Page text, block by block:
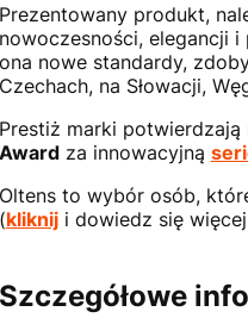
Prezentowany produkt,
nowoczesności, elegancji
ona nowe standardy,
Czechach, na Słowacji,
Prestiż marki
Awardza innowacyjną
Oltens to wybór osób,
(klikniji dowiedz się
Szczegółowe